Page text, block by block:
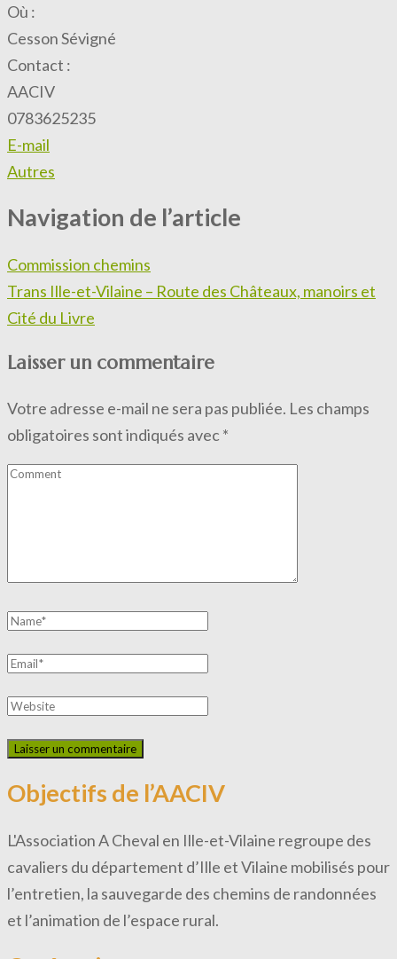
Où :
Cesson Sévigné
Contact :
AACIV
0783625235
E-mail
Autres
Navigation de l’article
Commission chemins
Trans Ille-et-Vilaine – Route des Châteaux, manoirs et
Cité du Livre
Laisser un commentaire
Votre adresse e-mail ne sera pas publiée. Les champs
obligatoires sont indiqués avec *
Objectifs de l’AACIV
L'Association A Cheval en Ille-et-Vilaine regroupe des
cavaliers du département d’Ille et Vilaine mobilisés pour
l’entretien, la sauvegarde des chemins de randonnées
et l’animation de l’espace rural.